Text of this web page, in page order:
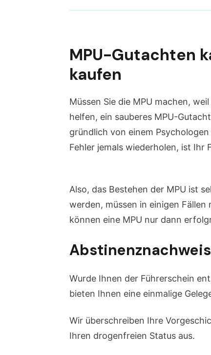
MPU-Gutachten
kaufen
Müssen Sie die MPU machen,
helfen, ein sauberes MPU-
gründlich von einem
Fehler jemals wiederholen, ist Ihr
Also, das Bestehen der MPU ist
werden, müssen in einigen
können eine MPU nur dann
Wurde Ihnen der Führerschein
bieten Ihnen eine einmalige
Wir überschreiben Ihre
Ihren drogenfreien Status aus.